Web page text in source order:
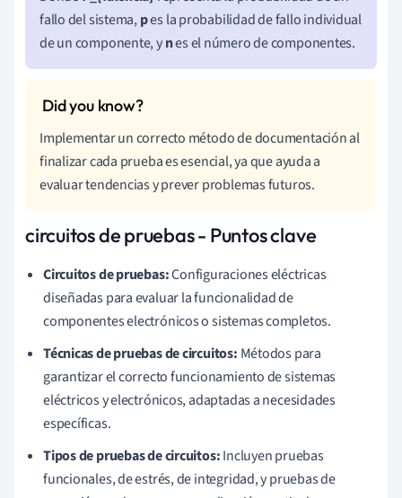
fallo del sistema, pes la probabilidad de fallo individual
de un componente, ynes el número de componentes.
Implementar un correcto método de documentación al
finalizar cada prueba es esencial, ya que ayuda a
evaluar tendencias y prever problemas futuros.
circuitos de pruebas - Puntos clave
Circuitos de pruebas:Configuraciones eléctricas
diseñadas para evaluar la funcionalidad de
componentes electrónicos o sistemas completos.
Técnicas de pruebas de circuitos: Métodos para
garantizar el correcto funcionamiento de sistemas
eléctricos y electrónicos, adaptadas a necesidades
específicas.
Tipos de pruebas de circuitos:Incluyen pruebas
funcionales, de estrés, de integridad, y pruebas de